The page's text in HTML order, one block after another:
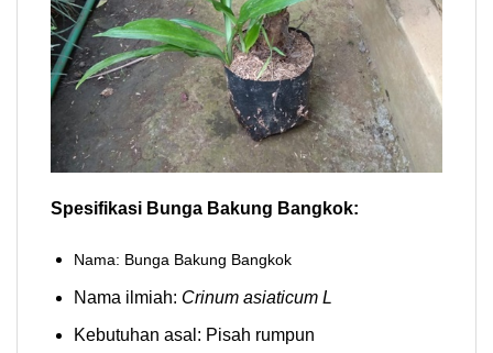
Spesifikasi Bunga Bakung Bangkok:
Nama: Bunga Bakung Bangkok
Nama ilmiah: Crinum asiaticum L
Kebutuhan asal: Pisah rumpun